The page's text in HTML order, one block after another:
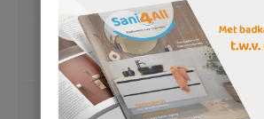
Bijpassende spiegel
Ronde spiegel, ledverlichting
Wastafelkraan